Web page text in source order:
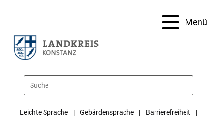
Menü
Leichte Sprache Gebärdensprache Barrierefreiheit